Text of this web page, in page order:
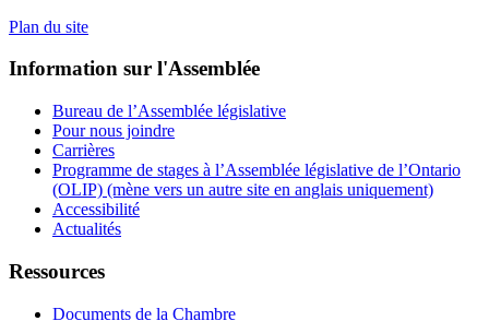
Plan du site
Information sur l'Assemblée
Bureau de l’Assemblée législative
Pour nous joindre
Carrières
Programme de stages à l’Assemblée législative de l’Ontario
(OLIP) (mène vers un autre site en anglais uniquement)
Accessibilité
Actualités
Ressources
Documents de la Chambre